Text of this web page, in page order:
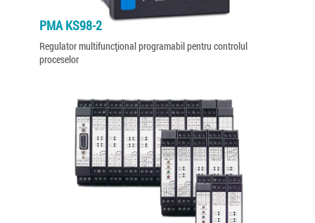
PMA KS98-2
Regulator multifuncțional programabil pentru controlul
proceselor